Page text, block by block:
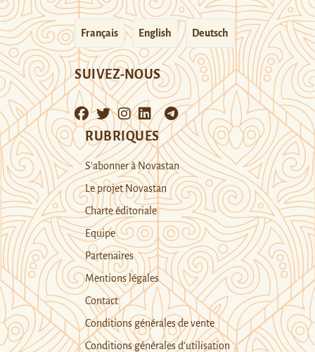
Français English Deutsch
SUIVEZ-NOUS
RUBRIQUES
S’abonner à Novastan
Le projet Novastan
Charte éditoriale
Equipe
Partenaires
Mentions légales
Contact
Conditions générales de vente
Conditions générales d’utilisation